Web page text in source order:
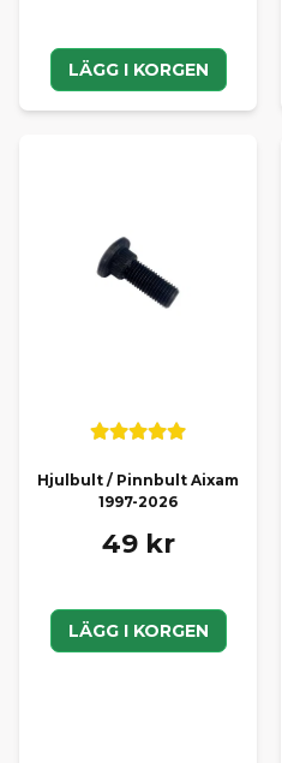
LÄGG I KORGEN
Hjulbult / Pinnbult Aixam
1997-2026
49 kr
LÄGG I KORGEN